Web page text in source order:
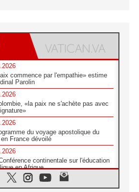
commence par l'empathie» estime
Parolin
«la paix ne s'achète pas avec
du voyage apostolique du
en France dévoilé
continentale sur l'éducation
en Afrique
symbolique pour la venue du Pape